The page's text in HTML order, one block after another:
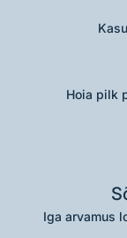
Hoia pilk
Iga arvamus